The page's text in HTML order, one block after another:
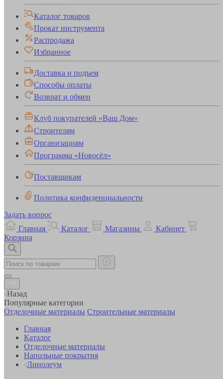
Каталог товаров
Прокат инструмента
Распродажа
Избранное
Доставка и подъем
Способы оплаты
Возврат и обмен
Клуб покупателей «Ваш Дом»
Строителям
Организациям
Программа «Новосёл»
Поставщикам
Политика конфиденциальности
Задать вопрос
Главная
Каталог Магазины
Кабинет
Корзина
Назад
Популярные категории
Отделочные материалы Строительные материалы
Главная
Каталог
Отделочные материалы
Напольные покрытия
Линолеум